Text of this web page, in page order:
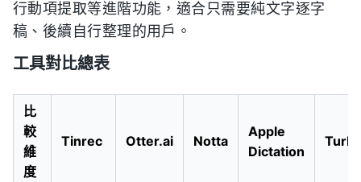
行動項提取等進階功能，適合只需要純文字逐字
稿、後續自行整理的用戶。
工具對比總表
比
較
維
度
Tinrec Otter.ai Notta
Apple
Dictation